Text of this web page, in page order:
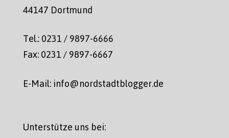
44147 Dortmund
Tel.: 0231 / 9897-6666
Fax: 0231 / 9897-6667
E-Mail: info@nordstadtblogger.de
Unterstütze uns bei: